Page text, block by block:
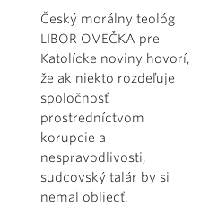
Český morálny teológ
LIBOR OVEČKA pre
Katolícke noviny hovorí,
že ak niekto rozdeľuje
spoločnosť
prostredníctvom
korupcie a
nespravodlivosti,
sudcovský talár by si
nemal obliecť.